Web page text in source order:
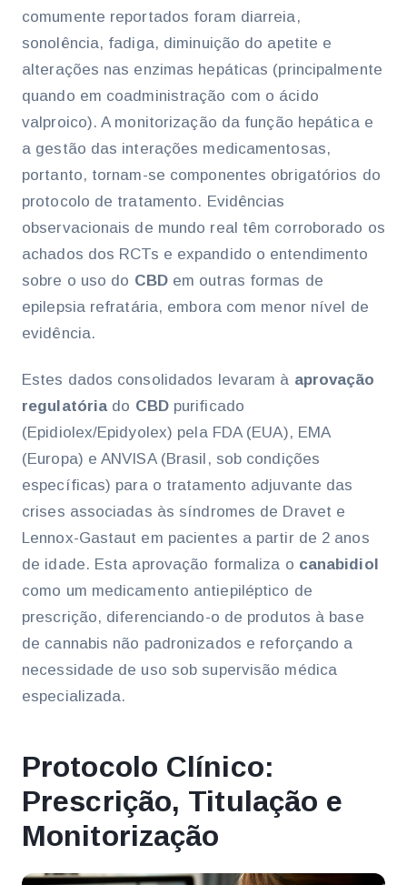
comumente reportados foram diarreia,
sonolência, fadiga, diminuição do apetite e
alterações nas enzimas hepáticas (principalmente
quando em coadministração com o ácido
valproico). A monitorização da função hepática e
a gestão das interações medicamentosas,
portanto, tornam-se componentes obrigatórios do
protocolo de tratamento. Evidências
observacionais de mundo real têm corroborado os
achados dos RCTs e expandido o entendimento
sobre o uso do CBD em outras formas de
epilepsia refratária, embora com menor nível de
evidência.
Estes dados consolidados levaram à aprovação
regulatóriado CBD purificado
(Epidiolex/Epidyolex) pela FDA (EUA), EMA
(Europa) e ANVISA (Brasil, sob condições
específicas) para o tratamento adjuvante das
crises associadas às síndromes de Dravet e
Lennox-Gastaut em pacientes a partir de 2 anos
de idade. Esta aprovação formaliza o canabidiol
como um medicamento antiepiléptico de
prescrição, diferenciando-o de produtos à base
de cannabis não padronizados e reforçando a
necessidade de uso sob supervisão médica
especializada.
Protocolo Clínico:
Prescrição, Titulação e
Monitorização